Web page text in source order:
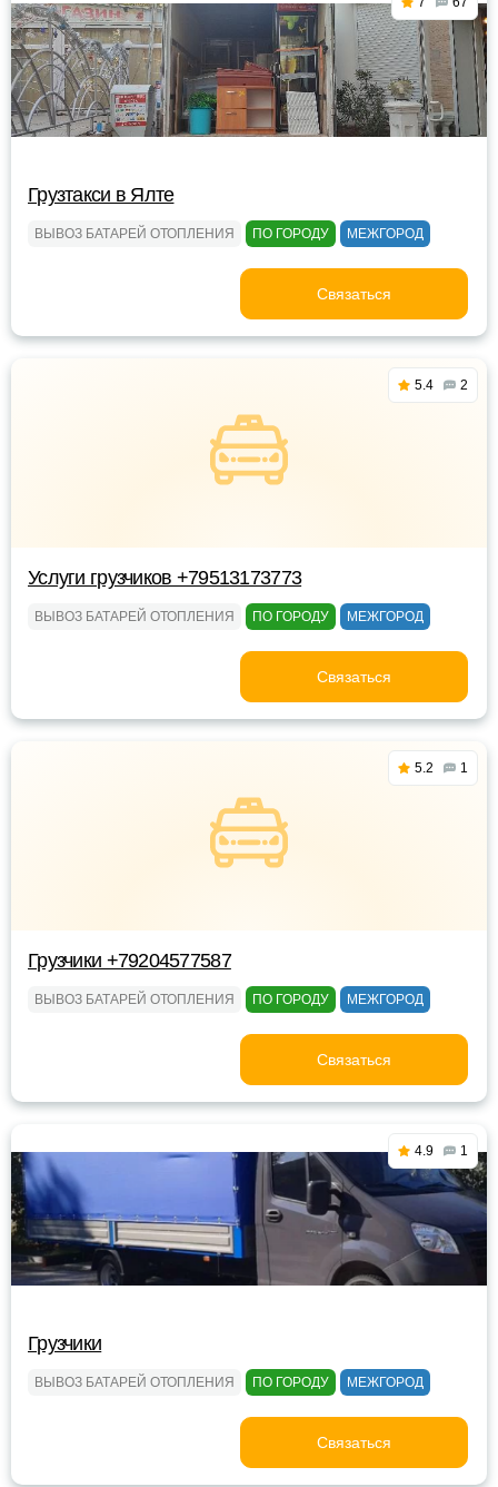
Грузтакси в Ялте
ВЫВОЗ БАТАРЕЙ ОТОПЛЕНИЯ ПО ГОРОДУ МЕЖГОРОД
Связаться
5.4 2
Услуги грузчиков +79513173773
ВЫВОЗ БАТАРЕЙ ОТОПЛЕНИЯ ПО ГОРОДУ МЕЖГОРОД
Связаться
5.2 1
Грузчики +79204577587
ВЫВОЗ БАТАРЕЙ ОТОПЛЕНИЯ ПО ГОРОДУ МЕЖГОРОД
Связаться
4.9 1
Грузчики
ВЫВОЗ БАТАРЕЙ ОТОПЛЕНИЯ ПО ГОРОДУ МЕЖГОРОД
Связаться